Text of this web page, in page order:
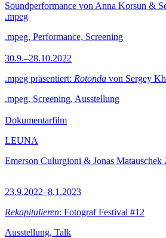
Soundperformance von Anna Korsun &
.mpeg
.mpeg, Performance, Screening
30.9.–28.10.2022
.mpeg präsentiert: Rotonda von Sergey
.mpeg, Screening, Ausstellung
Dokumentarfilm
LEUNA
Emerson Culurgioni & Jonas Matauschek
23.9.2022–8.1.2023
Rekapitulieren: Fotograf Festival #12
Ausstellung, Talk